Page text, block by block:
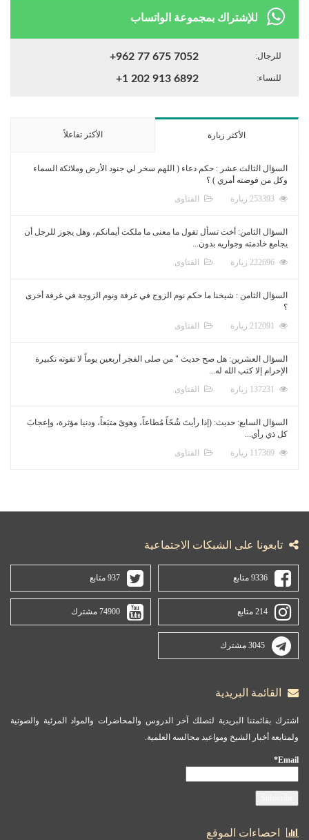
للإشتراك بمجموعة الواتساب
للرجال: +962 77 675 7052
للنساء: +1 202 913 6892
الأكثر زيارة الأكثر تفاعلاً
السؤال الثالث عشر : حكم دعاء ( اللهم سخر لي جنود الأرض وملائكة السماء
وكل من فوضته أمري ) ؟
الفتاوى
السؤال الثامن: أخت تسأل تقول ما معنى ما ملكت أيمانكم، وهل يجوز للرجل أن
يجامع خادمته وجواريه بدون...
الفتاوى
السؤال الثامن : شيخنا ما حكم نوم الزوج في غرفة ونوم الزوجة في غرفة أخرى
؟
الفتاوى
السؤال العشرين: هل صح حديث " من صلى الفجر أربعين يوماً لا تفوته تكبيرة
الإحرام إلا كتب الله له...
الفتاوى
السؤال السابع: حديث: (إذا رأيتَ شُحّاً مُطاعاً، وهوىً متبَعاً، ودنيا مؤثرة، وإعجابَ
كل ذي رأي...
الفتاوى
تابعونا على الشبكات الاجتماعية
9336 متابع 937 متابع
214 متابع 74900 مشترك
3045 مشترك
القائمة البريدية
اشترك بقائمتنا البريدية لتصلك آخر الدروس والمحاضرات والمواد المرئية والصوتية
ولمتابعة أخبار الشيخ ومواعيد مجالسه العلمية.
Email*
احصاءات الموقع